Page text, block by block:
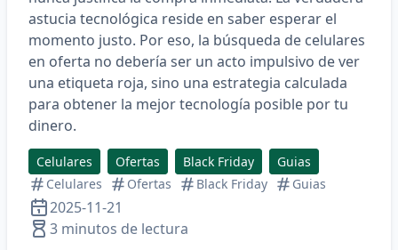
astucia tecnológica reside en saber esperar el
momento justo. Por eso, la búsqueda de celulares
en oferta no debería ser un acto impulsivo de ver
una etiqueta roja, sino una estrategia calculada
para obtener la mejor tecnología posible por tu
dinero.
Celulares Ofertas Black Friday
Guias
Celulares
Ofertas Black Friday Guias
2025-11-21
3 minutos de lectura